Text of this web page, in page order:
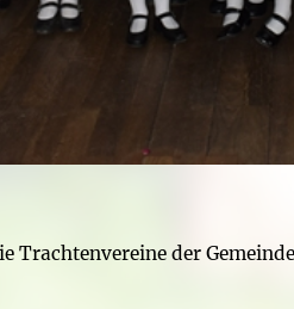
Trachtenvereine der